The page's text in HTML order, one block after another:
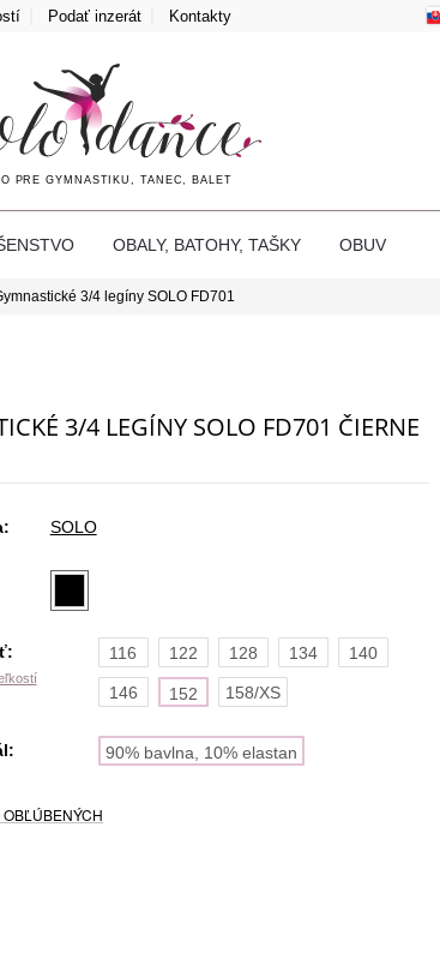
Podať inzerát Kontakty
PRE GYMNASTIKU, TANEC, BALET
OBALY, BATOHY, TAŠKY OBUV
3/4 legíny SOLO FD701
3/4 LEGÍNY SOLO FD701 ČIERNE
SOLO
116 122 128 134 140
146 152 158/XS
90% bavlna, 10% elastan
OBĽÚBENÝCH